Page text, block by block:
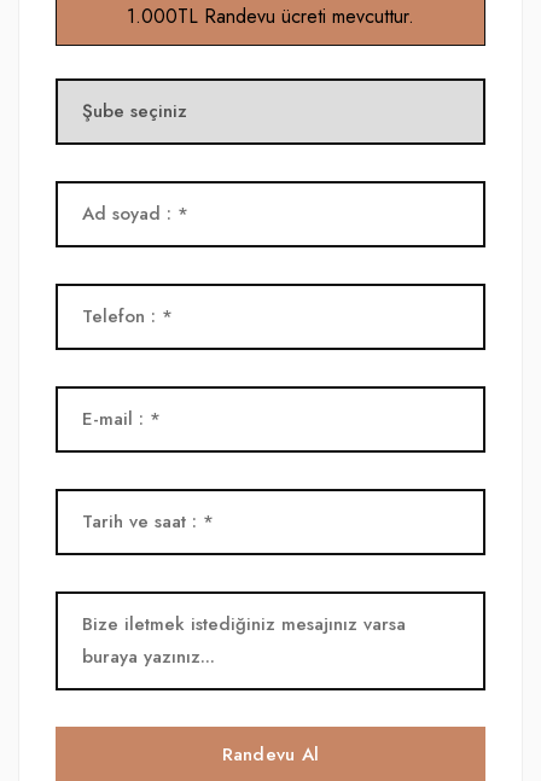
1.000TL Randevu ücreti mevcuttur.
Randevu Al